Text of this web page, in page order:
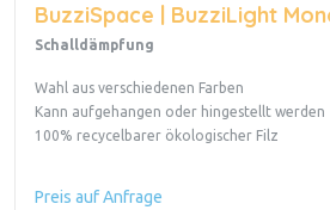
BuzziSpace | BuzziLight
Schalldämpfung
Wahl aus verschiedenen Farben
Kann aufgehangen oder hingestellt werden
100% recycelbarer ökologischer Filz
Preis auf Anfrage